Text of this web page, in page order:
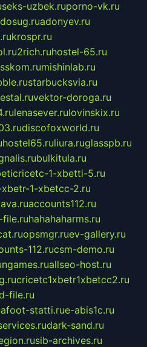
seks-uzbek.ruporno-vk.ru
adonyev.ru
krospr.ru
2rich.ruhostel-65.ru
mishinlab.ru
starbucksvia.ru
vektor-doroga.ru
lenasever.rulovinskix.ru
discofoxworld.ru
hostel65.ruliura.ruglasspb.ru
bulkitula.ru
1-xbetti-5.ru
1-xbetcc-2.ru
accounts112.ru
hahahaharms.ru
opsmgr.ruev-gallery.ru
112.rucsm-demo.ru
allseo-host.ru
cricetc1xbetr1xbetcc2.ru
file.ru
statti.rue-abis1c.ru
dark-sand.ru
sib-archives.ru